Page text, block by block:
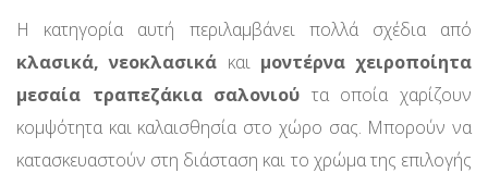
Η κατηγορία αυτή περιλαμβάνει πολλά σχέδια από
κλασικά,νεοκλασικά και μοντέρνα χειροποίητα
μεσαία τραπεζάκια σαλονιού τα οποία χαρίζουν
κομψότητα και καλαισθησία στο χώρο σας. Μπορούν να
κατασκευαστούν στη διάσταση και το χρώμα της επιλογής